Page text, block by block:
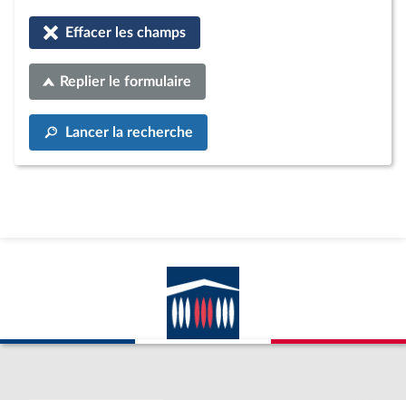
Effacer les champs
Replier le formulaire
Lancer la recherche